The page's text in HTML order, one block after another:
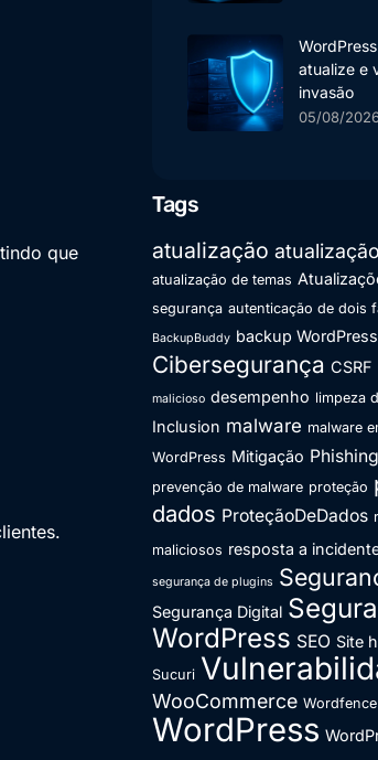
que
atualize e
invasão
05/08/
Tags
atualização
atualização de temas
segurança autenticação de dois
BackupBuddy backup WordPress
Cibersegurança CSRF
malicioso desempenho limpeza
Inclusion malware malware
WordPress Mitigação Phishing
prevenção de malware proteção
dados ProteçãoDeDados
maliciosos resposta a
segurança de plugins
Segurança Digital
WordPress SEO Site
Sucuri
WooCommerce Wordfence
WordPress